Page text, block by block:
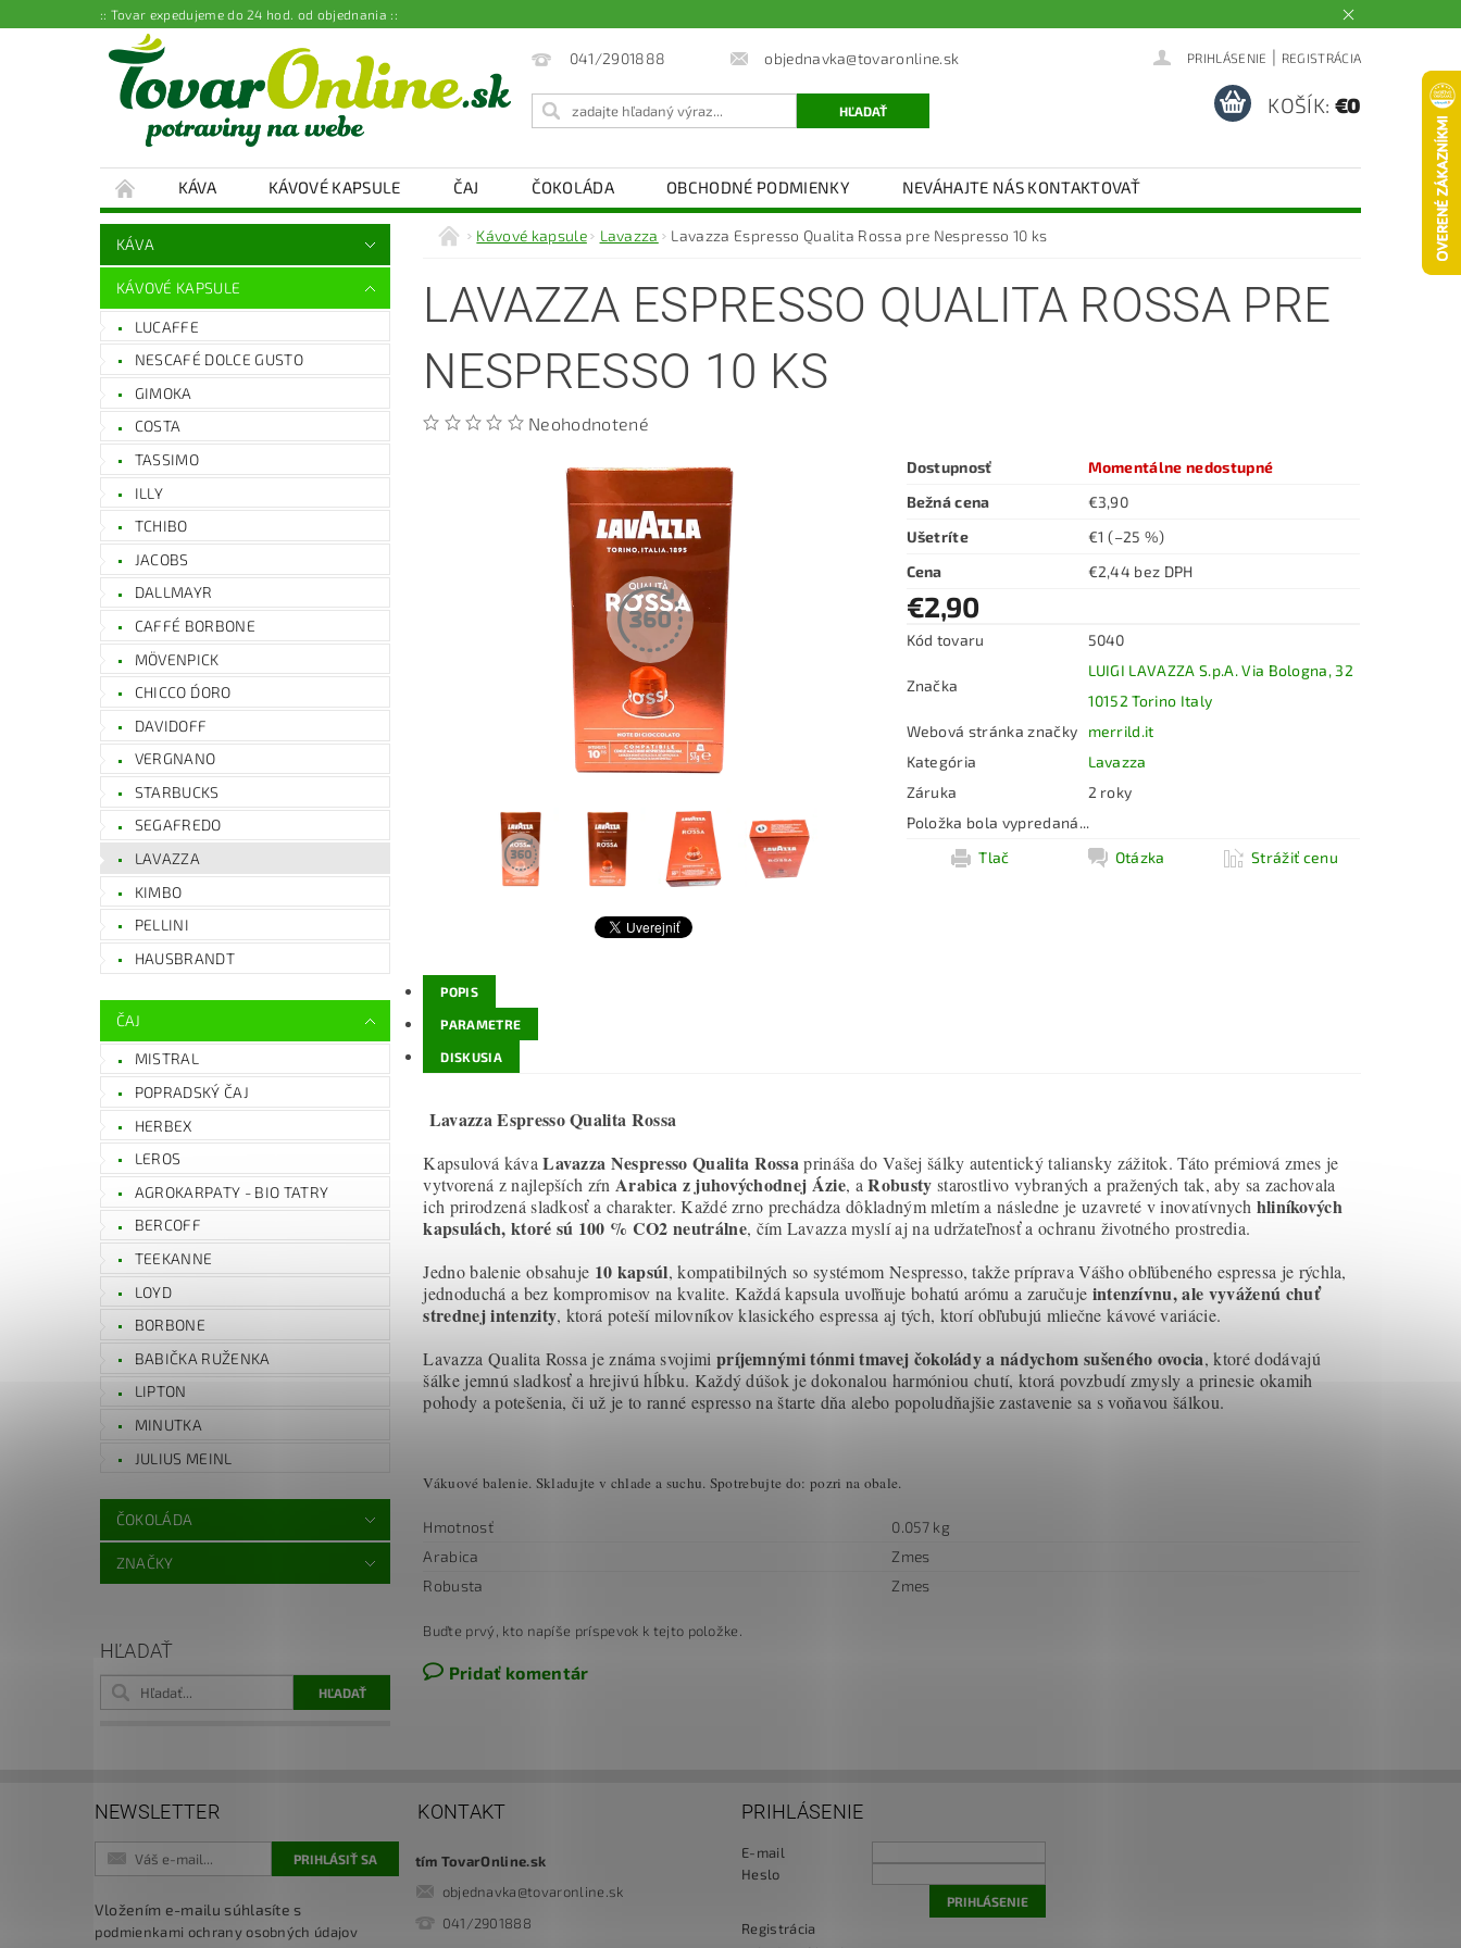
:: Tovar expedujeme do 24 hod. od objednania ::
041/2901888 objednavka@tovaronline.sk PRIHLÁSENIE | REGISTRÁCIA
KOŠÍK: €0
KÁVA KÁVOVÉ KAPSULE ČAJ ČOKOLÁDA OBCHODNÉ PODMIENKY NEVÁHAJTE NÁS KONTAKTOVAŤ
KÁVA
KÁVOVÉ KAPSULE
LUCAFFE
NESCAFÉ DOLCE GUSTO
GIMOKA
COSTA
TASSIMO
ILLY
TCHIBO
JACOBS
DALLMAYR
CAFFÉ BORBONE
MÖVENPICK
CHICCO D´ORO
DAVIDOFF
VERGNANO
STARBUCKS
SEGAFREDO
LAVAZZA
KIMBO
PELLINI
HAUSBRANDT
ČAJ
MISTRAL
POPRADSKÝ ČAJ
HERBEX
LEROS
AGROKARPATY - BIO TATRY
BERCOFF
TEEKANNE
LOYD
BORBONE
BABIČKA RUŽENKA
LIPTON
MINUTKA
JULIUS MEINL
ČOKOLÁDA
ZNAČKY
HĽADAŤ
Kávové kapsule Lavazza Lavazza Espresso Qualita Rossa pre Nespresso 10 ks
LAVAZZA ESPRESSO QUALITA ROSSA PRE
NESPRESSO 10 KS
Neohodnotené
Dostupnosť
Momentálne nedostupné
Bežná cena
€3,90
Ušetríte
€1(–25 %)
Cena
€2,44 bez DPH
€2,90
Kód tovaru 5040
Značka
LUIGI LAVAZZA S.p.A. Via Bologna, 32
10152 Torino Italy
Webová stránka značky
merrild.it
Kategória
Lavazza
Záruka
2 roky
Položka bola vypredaná...
Tlač
Otázka Strážiť cenu
POPIS
PARAMETRE
DISKUSIA
Lavazza Espresso Qualita Rossa
Kapsulová kávaLavazza Nespresso Qualita Rossaprináša do Vašej šálky autentický taliansky zážitok. Táto prémiová zmes je
vytvorená z najlepších zŕn Arabica z juhovýchodnej Ázie, aRobusty starostlivo vybraných a pražených tak, aby sa zachovala
ich prirodzená sladkosť a charakter. Každé zrno prechádza dôkladným mletím a následne je uzavreté v inovatívnych hliníkových
kapsulách, ktoré sú 100 % CO2 neutrálne, čím Lavazza myslí aj na udržateľnosť a ochranu životného prostredia.
Jedno balenie obsahuje 10 kapsúl, kompatibilných so systémom Nespresso, takže príprava Vášho obľúbeného espressa je rýchla,
jednoduchá a bez kompromisov na kvalite. Každá kapsula uvoľňuje bohatú arómu a zaručuje intenzívnu, ale vyváženú chuť
strednej intenzity, ktorá poteší milovníkov klasického espressa aj tých, ktorí obľubujú mliečne kávové variácie.
Lavazza Qualita Rossa je známa svojimi príjemnými tónmi tmavej čokolády a nádychom sušeného ovocia, ktoré dodávajú
šálke jemnú sladkosť a hrejivú hĺbku. Každý dúšok je dokonalou harmóniou chutí, ktorá povzbudí zmysly a prinesie okamih
pohody a potešenia, či už je to ranné espresso na štarte dňa alebo popoludňajšie zastavenie sa s voňavou šálkou.
Vákuové balenie. Skladujte v chlade a suchu. Spotrebujte do: pozri na obale.
Hmotnosť
0.057 kg
Arabica
Zmes
Robusta
Zmes
Buďte prvý, kto napíše príspevok k tejto položke.
Pridať komentár
NEWSLETTER
Vložením e-mailu súhlasíte s
podmienkami ochrany osobných údajov
KONTAKT
tím TovarOnline.sk
objednavka@tovaronline.sk
041/2901888
PRIHLÁSENIE
E-mail
Heslo
Registrácia